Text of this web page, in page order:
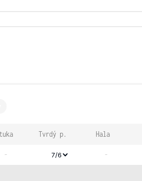
Tvrdý p. Hala
- 7/6 -